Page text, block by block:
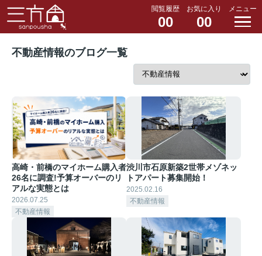
閲覧履歴
00
お気に入り
00
メニュー
不動産情報のブログ一覧
高崎・前橋のマイホーム購入者
26名に調査!予算オーバーのリ
アルな実態とは
2026.07.25
不動産情報
渋川市石原新築2世帯メゾネッ
トアパート募集開始！
2025.02.16
不動産情報